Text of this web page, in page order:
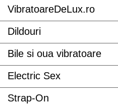
VibratoareDeLux.ro
Dildouri
Bile si oua vibratoare
Electric Sex
Strap-On